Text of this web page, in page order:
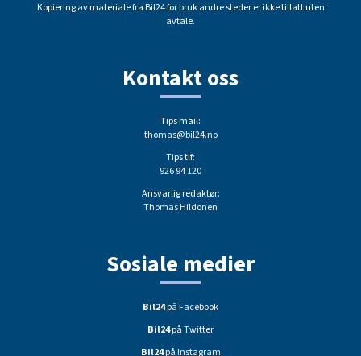
Kopiering av materiale fra Bil24 for bruk andre steder er ikke tillatt uten
avtale.
Kontakt oss
Tips mail:
thomas@bil24.no
Tips tlf:
926 94 120
Ansvarlig redaktør:
Thomas Hildonen
Sosiale medier
Bil24på Facebook
Bil24på Twitter
Bil24på Instagram